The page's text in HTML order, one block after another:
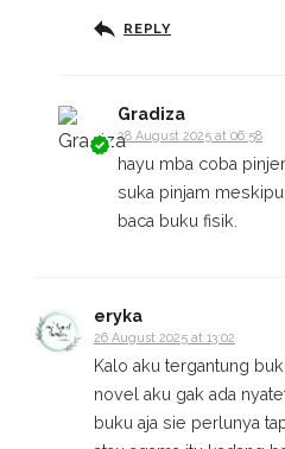
REPLY
Gradiza
28 August 2025 at 06:58
hayu mba coba
suka pinjam
baca buku fisik.
eryka
26 August 2025 at 13:02
Kalo aku tergantung
novel aku gak ada
buku aja sie perlunya